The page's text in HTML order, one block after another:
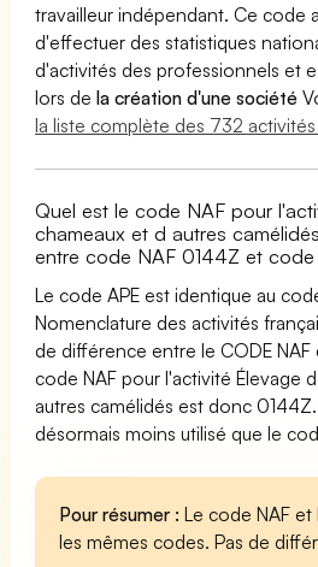
travailleur indépendant. Ce code
d'effectuer des statistiques
d'activités des professionnels et
lors dela création d'une société
la liste complète des 732
Quel est le code NAF pour
chameaux et d autres
entre code NAF 0144Z et
Le code APE est identique au
Nomenclature des activités
de différence entre le CODE NAF
code NAF pour l'activité Élevage
autres camélidés est donc
désormais moins utilisé que le
Pour résumer : Le code NAF et
les mêmes codes. Pas de